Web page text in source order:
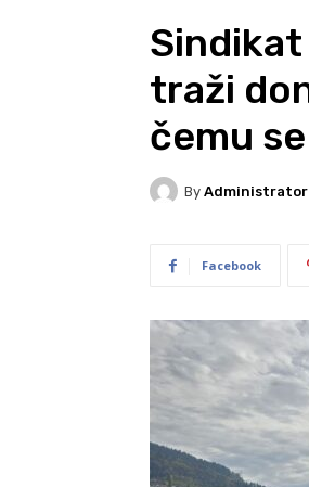
traži
čemu
By Administrator
Facebook